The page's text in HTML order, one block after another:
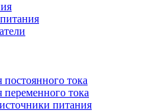
тока
тока
питания